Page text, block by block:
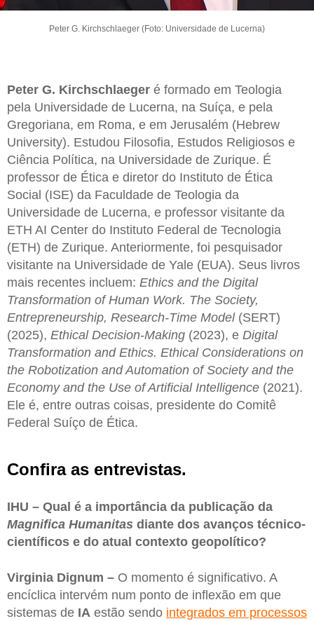
Peter G. Kirchschlaeger (Foto: Universidade de Lucerna)
Peter G. Kirchschlaeger é formado em Teologia
pela Universidade de Lucerna, na Suíça, e pela
Gregoriana, em Roma, e em Jerusalém (Hebrew
University). Estudou Filosofia, Estudos Religiosos e
Ciência Política, na Universidade de Zurique. É
professor de Ética e diretor do Instituto de Ética
Social (ISE) da Faculdade de Teologia da
Universidade de Lucerna, e professor visitante da
ETH AI Center do Instituto Federal de Tecnologia
(ETH) de Zurique. Anteriormente, foi pesquisador
visitante na Universidade de Yale (EUA). Seus livros
mais recentes incluem: Ethics and the Digital
Transformation of Human Work. The Society,
Entrepreneurship, Research-Time Model(SERT)
(2025), Ethical Decision-Making (2023), e Digital
Transformation and Ethics. Ethical Considerations on
the Robotization and Automation of Society and the
Economy and the Use of Artificial Intelligence (2021).
Ele é, entre outras coisas, presidente do Comitê
Federal Suíço de Ética.
Confira as entrevistas.
IHU – Qual é a importância da publicação da
Magnifica Humanitas diante dos avanços técnico-
científicos e do atual contexto geopolítico?
Virginia Dignum – O momento é significativo. A
encíclica intervém num ponto de inflexão em que
sistemas de IA estão sendo integrados em processos